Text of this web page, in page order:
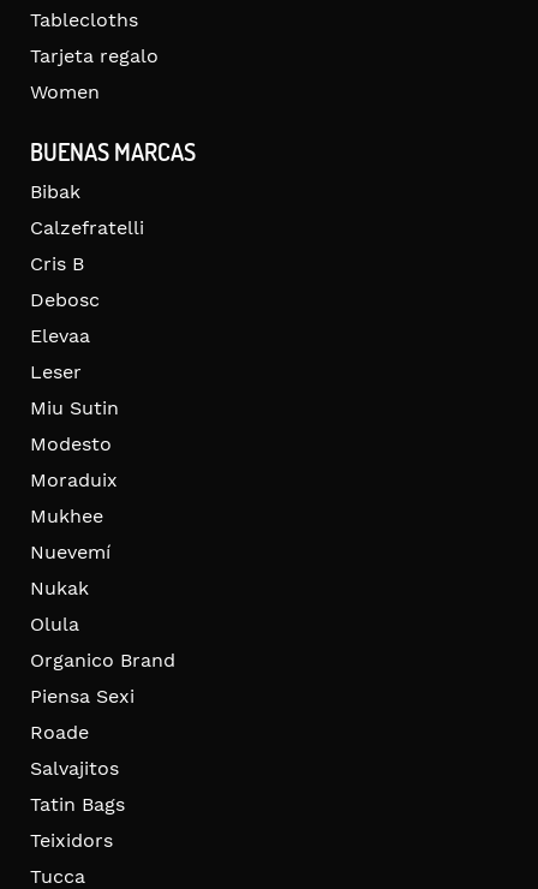
Tablecloths
Tarjeta regalo
Women
BUENAS MARCAS
Bibak
Calzefratelli
Cris B
Debosc
Elevaa
Leser
Miu Sutin
Modesto
Moraduix
Mukhee
Nuevemí
Nukak
Olula
Organico Brand
Piensa Sexi
Roade
Salvajitos
Tatin Bags
Teixidors
Tucca